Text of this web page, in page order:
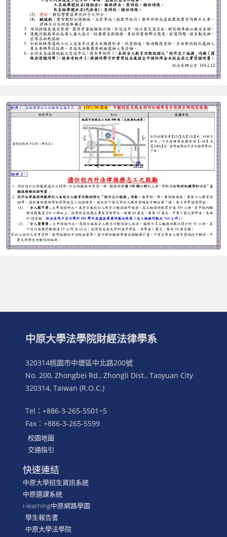
中原大學法學院財經法律學系
320314桃園市中壢區中北路200號
No. 200, Zhongbei Rd., Zhongli Dist., Taoyuan City
320314, Taiwan (R.O.C.)
Tel：+886-3-265-5501~5
Fax：+886-3-265-5599
校園地圖
交通指引
快速連結
中原大學招生資訊系統
中原選課系統
i-learning中原網路學園
學生報告書
中原大學法學院